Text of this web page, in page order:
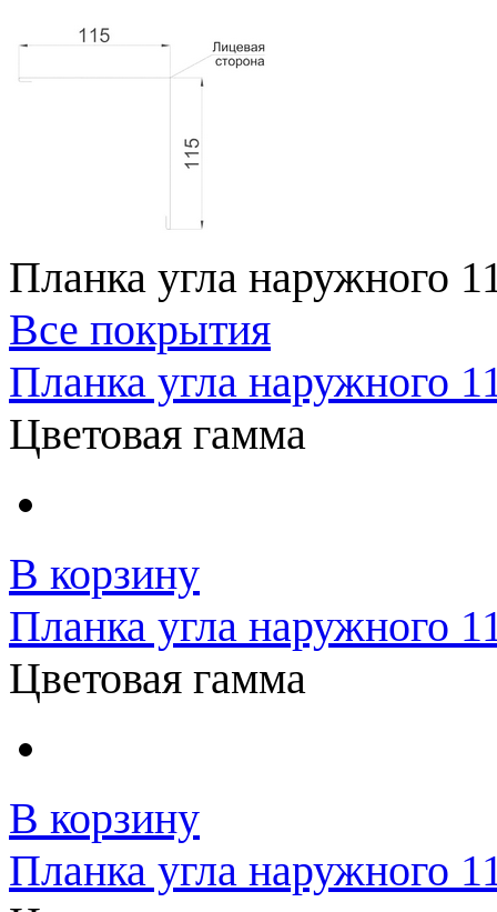
Планка угла наружного
Все покрытия
Планка угла наружного
Цветовая гамма
В корзину
Планка угла наружного
Цветовая гамма
В корзину
Планка угла наружного